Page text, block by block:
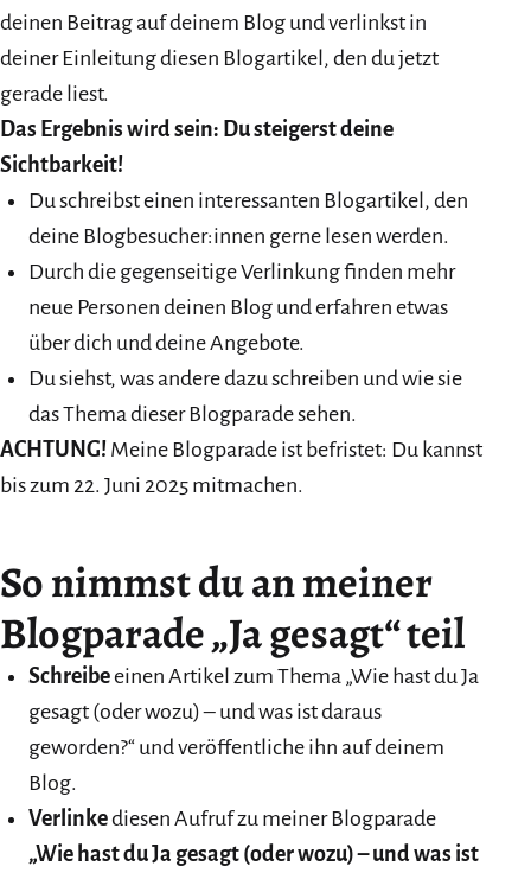
deinen Beitrag auf deinem Blog und verlinkst in
deiner Einleitung diesen Blogartikel, den du jetzt
gerade liest.
Das Ergebnis wird sein: Du steigerst deine
Sichtbarkeit!
Du schreibst einen interessanten Blogartikel, den
deine Blogbesucher:innen gerne lesen werden.
Durch die gegenseitige Verlinkung finden mehr
neue Personen deinen Blog und erfahren etwas
über dich und deine Angebote.
Du siehst, was andere dazu schreiben und wie sie
das Thema dieser Blogparade sehen.
ACHTUNG! Meine Blogparade ist befristet: Du kannst
bis zum 22. Juni 2025 mitmachen.
So nimmst du an meiner
Blogparade „Ja gesagt“ teil
Schreibeeinen Artikel zum Thema „Wie hast du Ja
gesagt (oder wozu) – und was ist daraus
geworden?“ und veröffentliche ihn auf deinem
Blog.
Verlinkediesen Aufruf zu meiner Blogparade
„Wie hast du Ja gesagt (oder wozu) – und was ist